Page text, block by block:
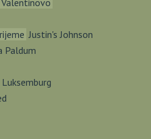
Justin's Johnson
Paldum